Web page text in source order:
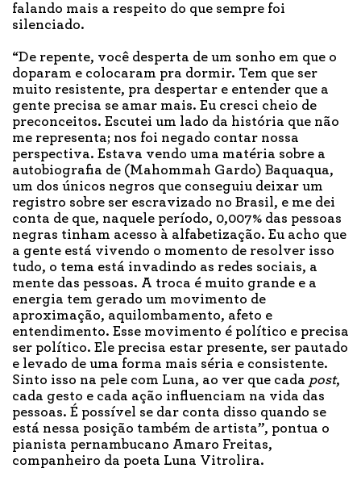
falando mais a respeito do que sempre foi
silenciado.
“De repente, você desperta de um sonho em que o
doparam e colocaram pra dormir. Tem que ser
muito resistente, pra despertar e entender que a
gente precisa se amar mais. Eu cresci cheio de
preconceitos. Escutei um lado da história que não
me representa; nos foi negado contar nossa
perspectiva. Estava vendo uma matéria sobre a
autobiografia de (Mahommah Gardo) Baquaqua,
um dos únicos negros que conseguiu deixar um
registro sobre ser escravizado no Brasil, e me dei
conta de que, naquele período, 0,007% das pessoas
negras tinham acesso à alfabetização. Eu acho que
a gente está vivendo o momento de resolver isso
tudo, o tema está invadindo as redes sociais, a
mente das pessoas. A troca é muito grande e a
energia tem gerado um movimento de
aproximação, aquilombamento, afeto e
entendimento. Esse movimento é político e precisa
ser político. Ele precisa estar presente, ser pautado
e levado de uma forma mais séria e consistente.
Sinto isso na pele com Luna, ao ver que cada post,
cada gesto e cada ação influenciam na vida das
pessoas. É possível se dar conta disso quando se
está nessa posição também de artista”, pontua o
pianista pernambucano Amaro Freitas,
companheiro da poeta Luna Vitrolira.